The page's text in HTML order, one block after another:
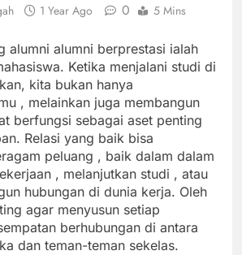
1 Year Ago 0 5 Mins
alumni alumni berprestasi ialah
Ketika menjalani studi di
kita bukan hanya
, melainkan juga membangun
berfungsi sebagai aset penting
Relasi yang baik bisa
peluang , baik dalam dalam
, melanjutkan studi , atau
hubungan di dunia kerja. Oleh
agar menyusun setiap
berhubungan di antara
dan teman-teman sekelas.